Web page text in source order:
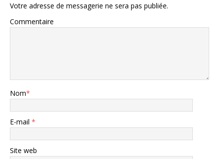
Votre adresse de messagerie ne sera pas publiée.
Commentaire
Nom*
E-mail *
Site web